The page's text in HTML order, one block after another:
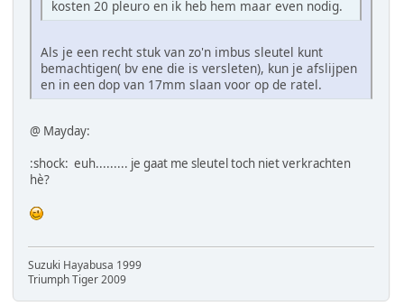
kosten 20 pleuro en ik heb hem maar even nodig.
Als je een recht stuk van zo'n imbus sleutel kunt
bemachtigen( bv ene die is versleten), kun je afslijpen
en in een dop van 17mm slaan voor op de ratel.
@ Mayday:
:shock: euh......... je gaat me sleutel toch niet verkrachten
hè?
Suzuki Hayabusa 1999
Triumph Tiger 2009